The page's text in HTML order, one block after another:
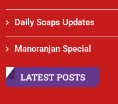
Daily Soaps Updates
Manoranjan Special
LATEST POSTS